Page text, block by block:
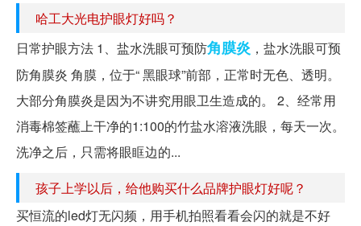
哈工大光电护眼灯好吗？
日常护眼方法 1、盐水洗眼可预防角膜炎 ，盐水洗眼可预
防角膜炎 角膜，位于“ 黑眼球”前部，正常时无色、透明。
大部分角膜炎是因为不讲究用眼卫生造成的。 2、经常用
消毒棉签蘸上干净的1:100的竹盐水溶液洗眼，每天一次。
洗净之后，只需将眼眶边的...
孩子上学以后，给他购买什么品牌护眼灯好呢？
买恒流的led灯无闪频，用手机拍照看看会闪的就是不好